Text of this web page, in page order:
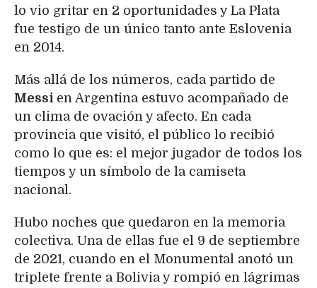
lo vio gritar en 2 oportunidades y La Plata
fue testigo de un único tanto ante Eslovenia
en 2014.
Más allá de los números, cada partido de
Messi en Argentina estuvo acompañado de
un clima de ovación y afecto. En cada
provincia que visitó, el público lo recibió
como lo que es: el mejor jugador de todos los
tiempos y un símbolo de la camiseta
nacional.
Hubo noches que quedaron en la memoria
colectiva. Una de ellas fue el 9 de septiembre
de 2021, cuando en el Monumental anotó un
triplete frente a Bolivia y rompió en lágrimas